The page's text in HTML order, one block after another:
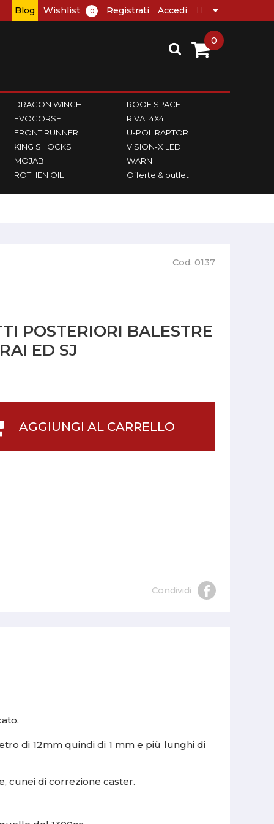
Blog Wishlist 0 Registrati Accedi
DRAGON WINCH
EVOCORSE
FRONT RUNNER
KING SHOCKS
MOJAB
ROTHEN OIL
ROOF SPACE
RIVAL4X4
U-POL RAPTOR
VISION-X LED
WARN
Offerte & outlet
0
Cod. 0137
POSTERIORI BALESTRE
ED SJ
AGGIUNGI AL CARRELLO
Condividi
di 12mm quindi di 1 mm e più lunghi di
cunei di correzione caster.